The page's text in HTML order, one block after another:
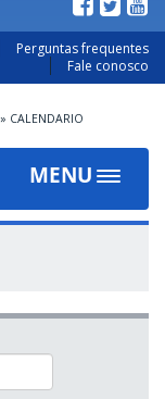
Perguntas frequentes
Fale conosco
» CALENDARIO
MENU
Toggle